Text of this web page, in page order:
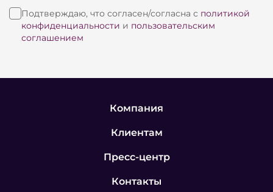
Подтверждаю, что согласен/согласна с политикой
конфиденциальности и пользовательским
соглашением
Компания
Клиентам
Пресс-центр
Контакты